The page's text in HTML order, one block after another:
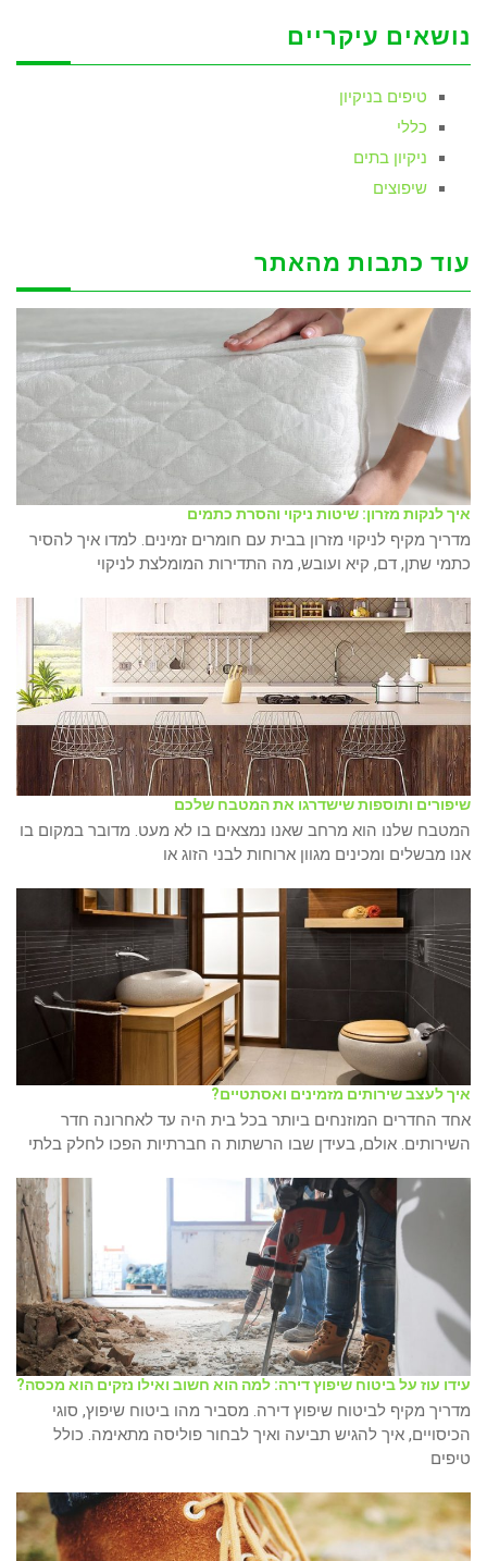
נושאים עיקריים
טיפים בניקיון
כללי
ניקיון בתים
שיפוצים
עוד כתבות מהאתר
איך לנקות מזרון: שיטות ניקוי והסרת כתמים
מדריך מקיף לניקוי מזרון בבית עם חומרים זמינים. למדו איך להסיר
כתמי שתן, דם, קיא ועובש, מה התדירות המומלצת לניקוי
שיפורים ותוספות שישדרגו את המטבח שלכם
המטבח שלנו הוא מרחב שאנו נמצאים בו לא מעט. מדובר במקום בו
אנו מבשלים ומכינים מגוון ארוחות לבני הזוג או
איך לעצב שירותים מזמינים ואסתטיים?
אחד החדרים המוזנחים ביותר בכל בית היה עד לאחרונה חדר
השירותים. אולם, בעידן שבו הרשתות ה חברתיות הפכו לחלק בלתי
עידו עוז על ביטוח שיפוץ דירה: למה הוא חשוב ואילו נזקים הוא מכסה?
מדריך מקיף לביטוח שיפוץ דירה. מסביר מהו ביטוח שיפוץ, סוגי
הכיסויים, איך להגיש תביעה ואיך לבחור פוליסה מתאימה. כולל
טיפים